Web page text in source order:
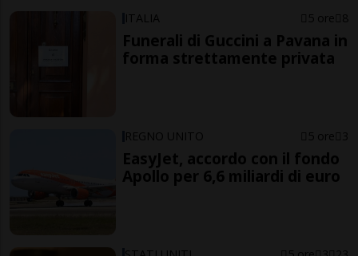
ITALIA 5 ore 8
Funerali di Guccini a Pavana in
forma strettamente privata
REGNO UNITO 5 ore 3
EasyJet, accordo con il fondo
Apollo per 6,6 miliardi di euro